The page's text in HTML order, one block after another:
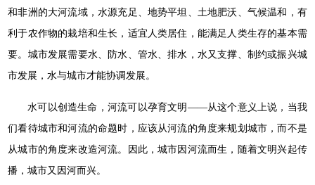
和非洲的大河流域，水源充足、地势平坦、土地肥沃、气候温和，有
利于农作物的栽培和生长，适宜人类居住，能满足人类生存的基本需
要。城市发展需要水、防水、管水、排水，水又支撑、制约或振兴城
市发展，水与城市才能协调发展。
水可以创造生命，河流可以孕育文明——从这个意义上说，当我
们看待城市和河流的命题时，应该从河流的角度来规划城市，而不是
从城市的角度来改造河流。因此，城市因河流而生，随着文明兴起传
播，城市又因河而兴。